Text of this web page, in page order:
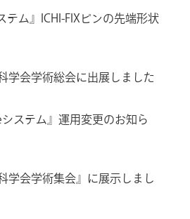
テム』ICHI-FIXピンの先端形状
学会学術総会に出展しました
システム』運用変更のお知ら
学会学術集会』に展示しまし